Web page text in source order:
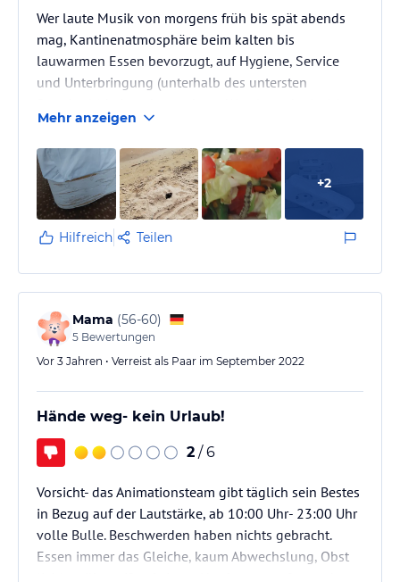
Wer laute Musik von morgens früh bis spät abends
mag, Kantinenatmosphäre beim kalten bis
lauwarmen Essen bevorzugt, auf Hygiene, Service
und Unterbringung (unterhalb des untersten
richtig.
Wer Erholung, Entspannung und Ruhe sucht, der
sollte sich hier nicht einfinden.
Mehr anzeigen
+2
Hilfreich Teilen
Mama (56-60)
5 Bewertungen
Vor 3 Jahren • Verreist als Paar im September 2022
Hände weg- kein Urlaub!
2 / 6
Vorsicht- das Animationsteam gibt täglich sein Bestes
in Bezug auf der Lautstärke, ab 10:00 Uhr- 23:00 Uhr
volle Bulle. Beschwerden haben nichts gebracht.
Essen immer das Gleiche, kaum Abwechslung, Obst